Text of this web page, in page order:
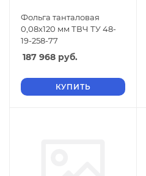
Фольга танталовая
0,08х120 мм ТВЧ ТУ 48-
19-258-77
187 968 руб.
КУПИТЬ